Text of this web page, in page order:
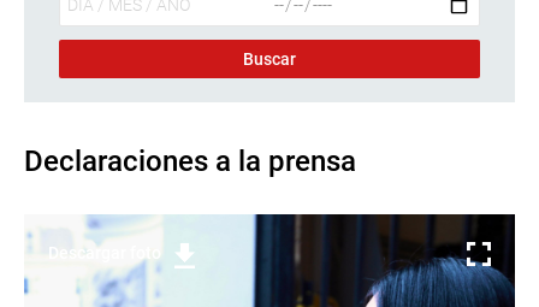
Declaraciones a la prensa
Descargar foto